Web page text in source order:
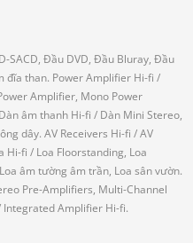
SACD, Đầu DVD, Đầu Bluray, Đầu
đĩa than. Power Amplifier Hi-fi /
Amplifier, Mono Power
Dàn âm thanh Hi-fi / Dàn Mini Stereo,
dây. AV Receivers Hi-fi / AV
Hi-fi / Loa Floorstanding, Loa
âm tường âm trần, Loa sân vườn.
Pre-Amplifiers, Multi-Channel
Integrated Amplifier Hi-fi.